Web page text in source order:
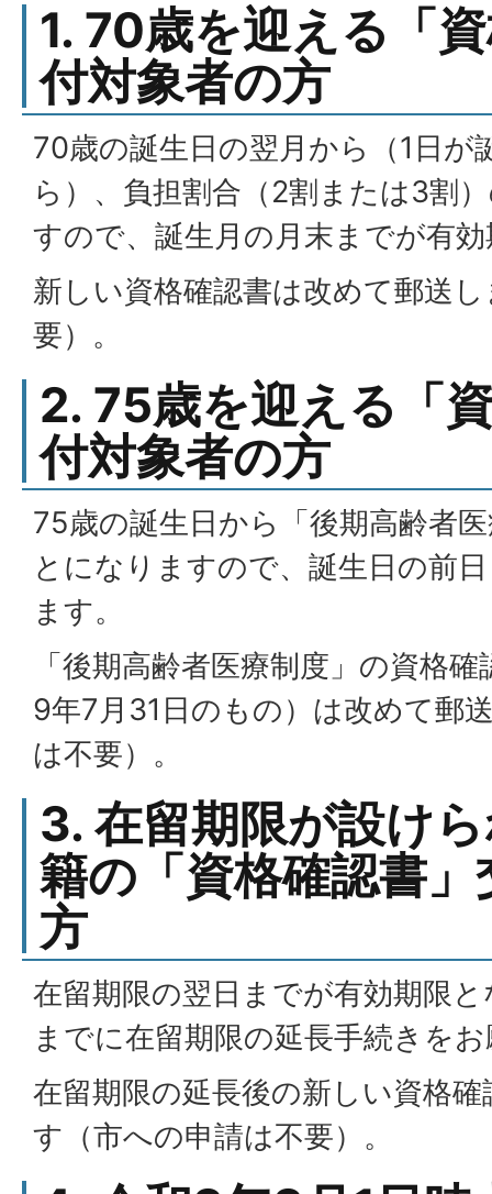
1. 70歳を迎える「
付対象者の方
70歳の誕生日の翌月から（1日が
ら）、負担割合（2割または3割
すので、誕生月の月末までが有
新しい資格確認書は改めて郵送
要）。
2. 75歳を迎える「
付対象者の方
75歳の誕生日から「後期高齢者
とになりますので、誕生日の前
ます。
「後期高齢者医療制度」の資格
9年7月31日のもの）は改めて郵
は不要）。
3. 在留期限が設け
籍の「資格確認書
方
在留期限の翌日までが有効期限
までに在留期限の延長手続きを
在留期限の延長後の新しい資格
す（市への申請は不要）。